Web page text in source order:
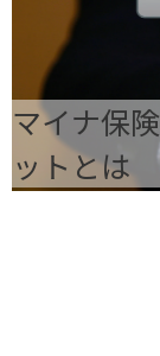
マイナ保
ットとは